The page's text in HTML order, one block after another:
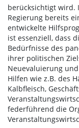
berücksichtigt wird.
Regierung bereits
entwickelte
ist essenziell, dass
Bedürfnisse des
ihrer politischen
Neuevaluierung
Hilfen wie z.B. des
Kalbfleisch,
federführend die